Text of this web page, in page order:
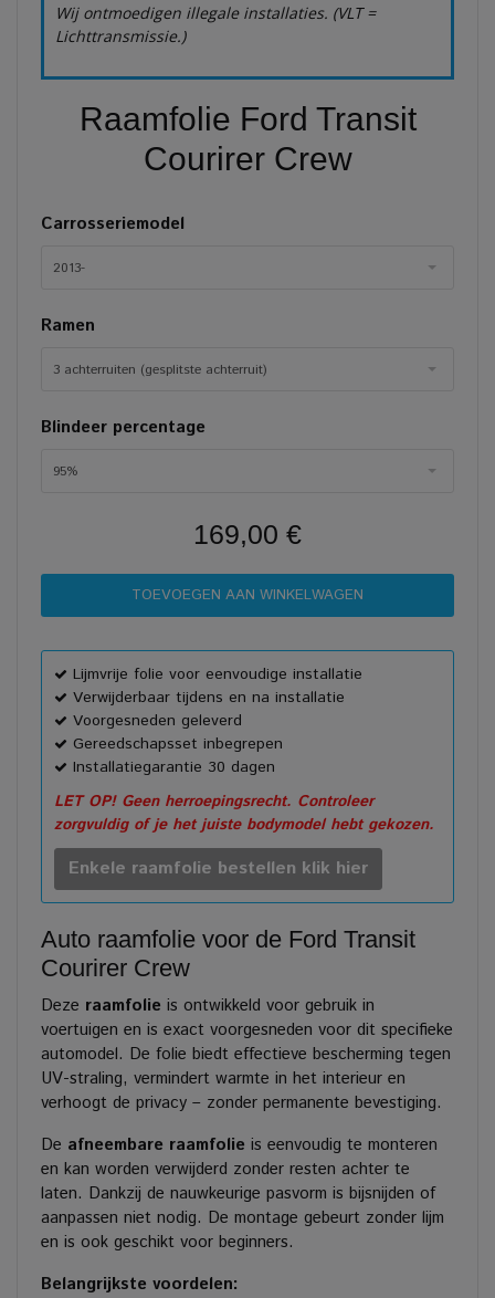
Wij ontmoedigen illegale installaties. (VLT =
Lichttransmissie.)
Raamfolie Ford Transit
Courirer Crew
Carrosseriemodel
2013-
Ramen
3 achterruiten (gesplitste achterruit)
Blindeer percentage
95%
169,00 €
Lijmvrije folie voor eenvoudige installatie
Verwijderbaar tijdens en na installatie
Voorgesneden geleverd
Gereedschapsset inbegrepen
Installatiegarantie 30 dagen
LET OP! Geen herroepingsrecht. Controleer
zorgvuldig of je het juiste bodymodel hebt gekozen.
Enkele raamfolie bestellen klik hier
Auto raamfolie voor de Ford Transit
Courirer Crew
Deze raamfolie is ontwikkeld voor gebruik in
voertuigen en is exact voorgesneden voor dit specifieke
automodel. De folie biedt effectieve bescherming tegen
UV-straling, vermindert warmte in het interieur en
verhoogt de privacy – zonder permanente bevestiging.
De afneembare raamfolie is eenvoudig te monteren
en kan worden verwijderd zonder resten achter te
laten. Dankzij de nauwkeurige pasvorm is bijsnijden of
aanpassen niet nodig. De montage gebeurt zonder lijm
en is ook geschikt voor beginners.
Belangrijkste voordelen: